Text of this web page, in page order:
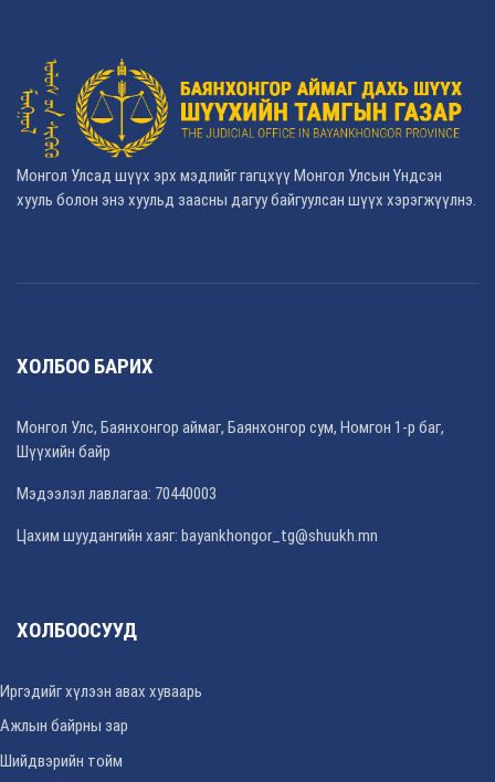
Монгол Улсад шүүх эрх мэдлийг гагцхүү Монгол Улсын Үндсэн
хууль болон энэ хуульд заасны дагуу байгуулсан шүүх хэрэгжүүлнэ.
ХОЛБОО БАРИХ
Монгол Улс, Баянхонгор аймаг, Баянхонгор сум, Номгон 1-р баг,
Шүүхийн байр
Мэдээлэл лавлагаа: 70440003
Цахим шуудангийн хаяг: bayankhongor_tg@shuukh.mn
ХОЛБООСУУД
Иргэдийг хүлээн авах хуваарь
Ажлын байрны зар
Шийдвэрийн тойм